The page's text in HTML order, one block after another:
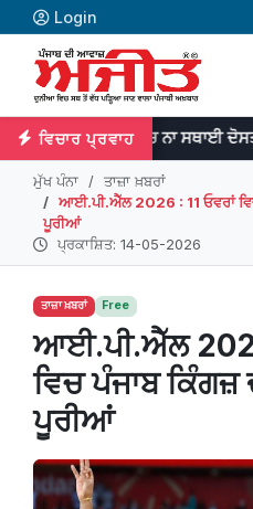
Login
ਵਿਚਾਰ ਪ੍ਰਵਾਹ
ਵਿਚ ਨਾ ਸਥਾਈ ਦੋਸਤੀ ਹੁੰਦੀ ਹੈ,
ਮੁੱਖ ਪੰਨਾ
ਤਾਜ਼ਾ ਖ਼ਬਰਾਂ
ਆਈ.ਪੀ.ਐੱਲ 2026 : 11 ਓਵਰਾਂ
ਪੂਰੀਆਂ
ਪ੍ਰਕਾਸ਼ਿਤ: 14-05-2026
ਤਾਜ਼ਾ ਖ਼ਬਰਾਂ Free
ਆਈ.ਪੀ.ਐੱਲ
ਵਿਚ ਪੰਜਾਬ
ਪੂਰੀਆਂ